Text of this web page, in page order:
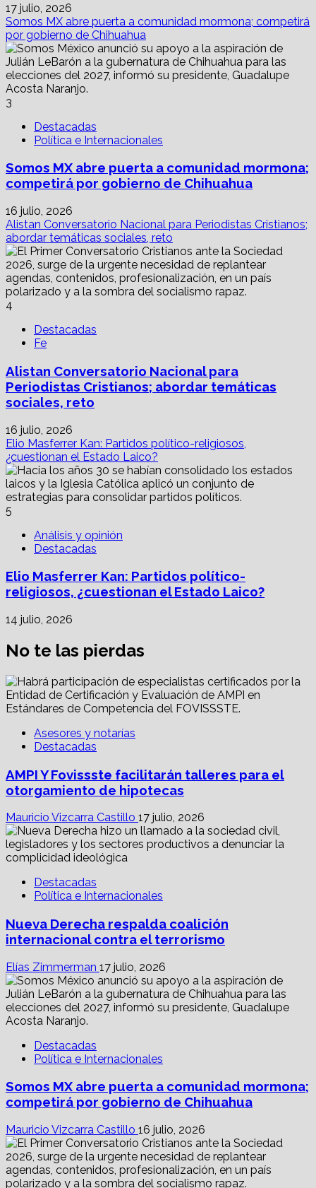
17 julio, 2026
Somos MX abre puerta a comunidad mormona; competirá
por gobierno de Chihuahua
3
Destacadas
Política e Internacionales
Somos MX abre puerta a comunidad mormona;
competirá por gobierno de Chihuahua
16 julio, 2026
Alistan Conversatorio Nacional para Periodistas Cristianos;
abordar temáticas sociales, reto
4
Destacadas
Fe
Alistan Conversatorio Nacional para
Periodistas Cristianos; abordar temáticas
sociales, reto
16 julio, 2026
Elio Masferrer Kan: Partidos político-religiosos,
¿cuestionan el Estado Laico?
5
Análisis y opinión
Destacadas
Elio Masferrer Kan: Partidos político-
religiosos, ¿cuestionan el Estado Laico?
14 julio, 2026
No te las pierdas
Asesores y notarías
Destacadas
AMPI Y Fovissste facilitarán talleres para el
otorgamiento de hipotecas
Mauricio Vizcarra Castillo 17 julio, 2026
Destacadas
Política e Internacionales
Nueva Derecha respalda coalición
internacional contra el terrorismo
Elías Zimmerman 17 julio, 2026
Destacadas
Política e Internacionales
Somos MX abre puerta a comunidad mormona;
competirá por gobierno de Chihuahua
Mauricio Vizcarra Castillo 16 julio, 2026